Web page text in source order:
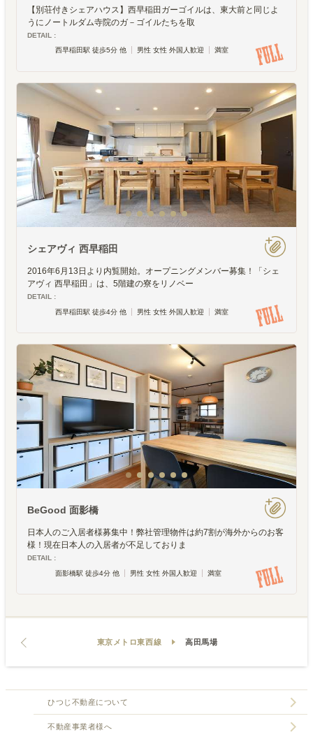
【別荘付きシェアハウス】西早稲田ガーゴイルは、東大前と同じよ
うにノートルダム寺院のガ－ゴイルたちを取
DETAIL :
西早稲田駅 徒歩5分 他
男性 女性 外国人歓迎 満室
シェアヴィ 西早稲田
2016年6月13日より内覧開始。オープニングメンバー募集！「シェ
アヴィ 西早稲田」は、5階建の寮をリノベー
DETAIL :
西早稲田駅 徒歩4分 他
男性 女性 外国人歓迎 満室
BeGood 面影橋
日本人のご入居者様募集中！弊社管理物件は約7割が海外からのお客
様！現在日本人の入居者が不足しておりま
DETAIL :
面影橋駅 徒歩4分 他
男性 女性 外国人歓迎 満室
東京メトロ東西線 高田馬場
ひつじ不動産について
不動産事業者様へ